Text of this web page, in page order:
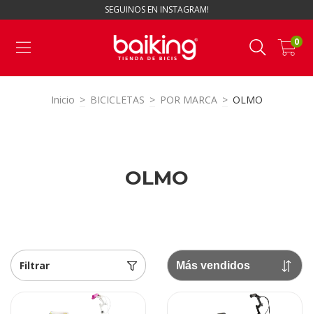
SEGUINOS EN INSTAGRAM!
0
Inicio > BICICLETAS > POR MARCA > OLMO
OLMO
Filtrar